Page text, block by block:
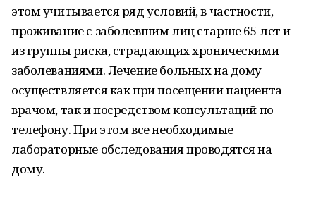
этом учитывается ряд условий, в частности,
проживание с заболевшим лиц старше 65 лет и
из группы риска, страдающих хроническими
заболеваниями. Лечение больных на дому
осуществляется как при посещении пациента
врачом, так и посредством консультаций по
телефону. При этом все необходимые
лабораторные обследования проводятся на
дому.